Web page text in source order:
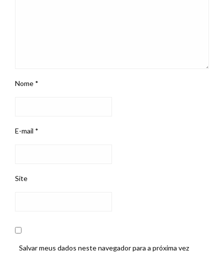
Nome *
E-mail *
Site
Salvar meus dados neste navegador para a próxima vez